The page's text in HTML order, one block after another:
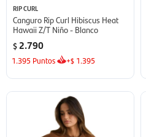
RIP CURL
Canguro Rip Curl Hibiscus Heat
Hawaii Z/T Niño - Blanco
$ 2.790
1.395 Puntos +$ 1.395